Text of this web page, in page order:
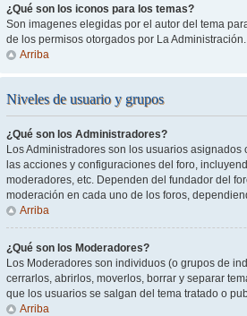
¿Qué son los iconos para los temas?
Son imagenes elegidas por el autor del tema
de los permisos otorgados por La Administración.
Arriba
Niveles de usuario y grupos
¿Qué son los Administradores?
Los Administradores son los usuarios
las acciones y configuraciones del foro,
moderadores, etc. Dependen del fundador del
moderación en cada uno de los foros,
Arriba
¿Qué son los Moderadores?
Los Moderadores son individuos (o grupos de
cerrarlos, abrirlos, moverlos, borrar y separar
que los usuarios se salgan del tema tratado o
Arriba